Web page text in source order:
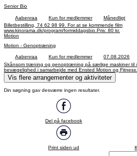
Senior Bio
Aabenraa Kun for medlemmer
Månedligt
Billetbestilling, 74 62 98 99. For at se kommende film
www.kinorama.dk/program/formiddagsbio.Pris: 80 kr.
Motion
Motion - Genoptræning
Aabenraa Kun for medlemmer
07.08.2026
Skånsom træning og genoptræning på særlige maskiner til
bevægelighed i samarbejde med Ensted Motion og
Mette Bendix Nielsen, 40 14 38
indmeldelse og dørchip gratis.Pris: 210 kr. pr. måned.
Vis flere arrangementer og aktiviteter
Din søgning gav desværre ingen resultater.
Del på facebook
Print siden ud